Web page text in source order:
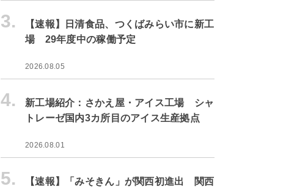
3.
【速報】日清食品、つくばみらい市に新工
場 29年度中の稼働予定
2026.08.05
4.
新工場紹介：さかえ屋・アイス工場 シャ
トレーゼ国内3カ所目のアイス生産拠点
2026.08.01
5.
【速報】「みそきん」が関西初進出 関西